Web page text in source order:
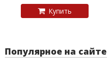
Купить
Популярное на сайте